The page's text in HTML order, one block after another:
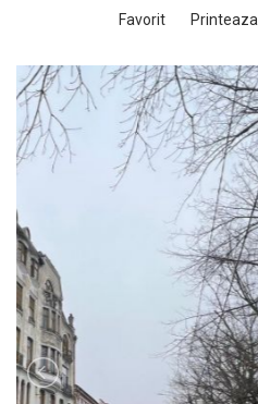
Favorit Printeaza